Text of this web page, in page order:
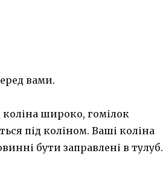
вами.
коліна широко, гомілок
під коліном. Ваші коліна
бути заправлені в тулуб.